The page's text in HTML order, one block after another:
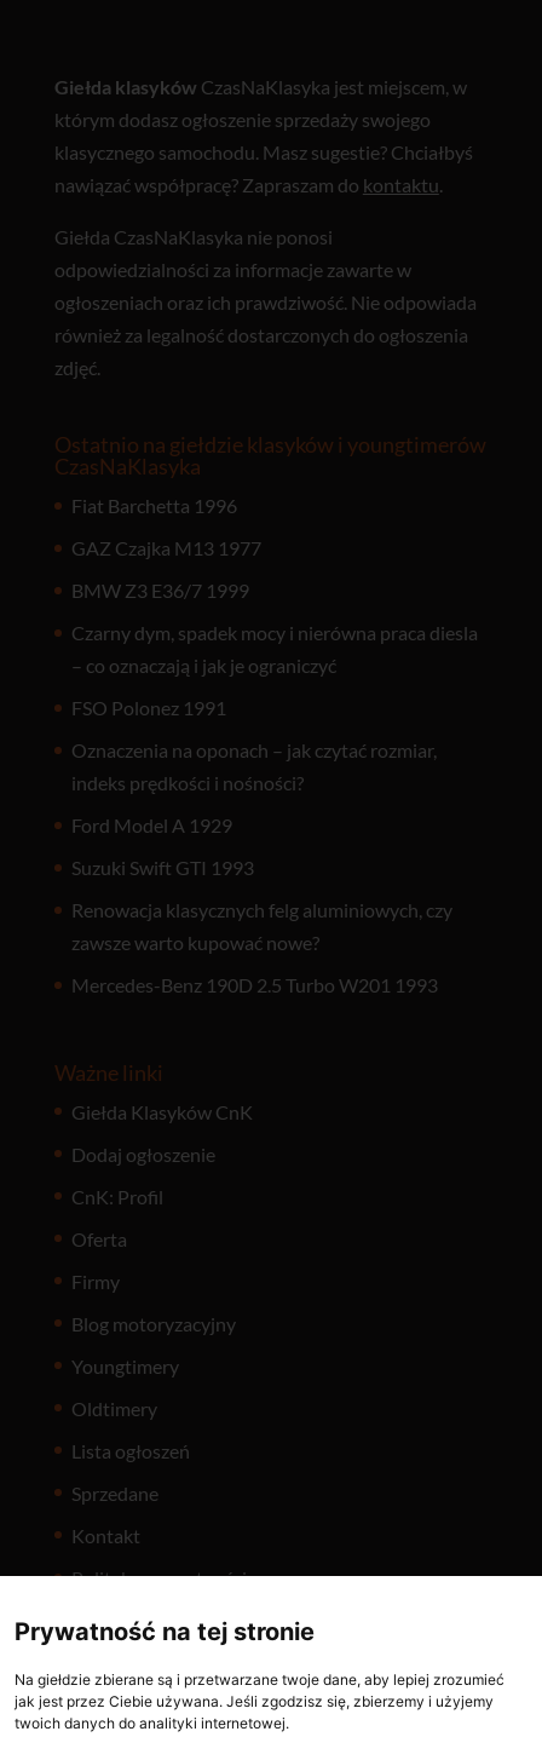
Giełda klasyków CzasNaKlasyka jest miejscem, w
którym dodasz ogłoszenie sprzedaży swojego
klasycznego samochodu. Masz sugestie? Chciałbyś
nawiązać współpracę? Zapraszam do kontaktu.
Giełda CzasNaKlasyka nie ponosi
odpowiedzialności za informacje zawarte w
ogłoszeniach oraz ich prawdziwość. Nie odpowiada
również za legalność dostarczonych do ogłoszenia
zdjęć.
Ostatnio na giełdzie klasyków i youngtimerów
CzasNaKlasyka
Fiat Barchetta 1996
GAZ Czajka M13 1977
BMW Z3 E36/7 1999
Czarny dym, spadek mocy i nierówna praca diesla
– co oznaczają i jak je ograniczyć
FSO Polonez 1991
Oznaczenia na oponach – jak czytać rozmiar,
indeks prędkości i nośności?
Ford Model A 1929
Suzuki Swift GTI 1993
Renowacja klasycznych felg aluminiowych, czy
zawsze warto kupować nowe?
Mercedes-Benz 190D 2.5 Turbo W201 1993
Ważne linki
Giełda Klasyków CnK
Dodaj ogłoszenie
CnK: Profil
Oferta
Firmy
Blog motoryzacyjny
Youngtimery
Oldtimery
Lista ogłoszeń
Sprzedane
Kontakt
Polityka prywatności
Prywatność na tej stronie
Na giełdzie zbierane są i przetwarzane twoje dane, aby lepiej zrozumieć
jak jest przez Ciebie używana. Jeśli zgodzisz się, zbierzemy i użyjemy
twoich danych do analityki internetowej.